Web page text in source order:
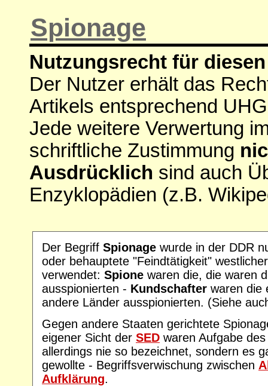
Spionage
Nutzungsrecht für
Der Nutzer erhält das
Artikels entsprechend
Jede weitere Verwertung
schriftliche Zustimmung
Ausdrücklich sind auch
Enzyklopädien (z.B.
Der Begriff Spionage wurde in der DDR
oder behauptete "Feindtätigkeit"
verwendet: Spione waren die, die waren
ausspionierten - Kundschafter waren die
andere Länder ausspionierten. (Siehe
Gegen andere Staaten gerichtete
eigener Sicht der SED waren Aufgabe
allerdings nie so bezeichnet, sondern es
gewollte - Begriffsverwischung zwischen
Aufklärung.